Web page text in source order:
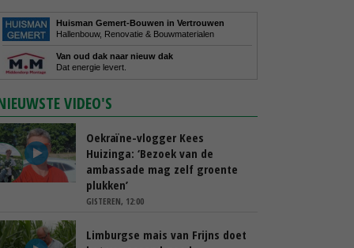
Huisman Gemert-Bouwen in Vertrouwen
Hallenbouw, Renovatie & Bouwmaterialen
Van oud dak naar nieuw dak
Dat energie levert.
VIDEO'S
Oekraïne-vlogger Kees
Huizinga: ‘Bezoek van de
ambassade mag zelf groente
plukken’
GISTEREN, 12:00
Limburgse mais van Frijns doet